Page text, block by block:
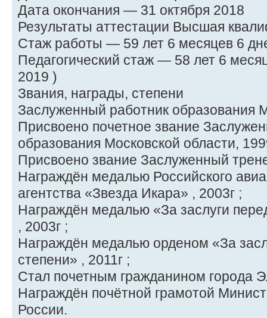
Дата окончания — 31 октября 2018
Результаты аттестации Высшая
Стаж работы — 59 лет 6 месяцев 6
Педагогический стаж — 58 лет 6
2019 )
Звания, награды, степени
Заслуженный работник образования
Присвоено почетное звание
образования Московской области,
Присвоено звание Заслуженный
Награждён медалью Российского
агентства «Звезда Икара» , 2003г ;
Награждён медалью «За заслуги
, 2003г ;
Награждён медалью орденом «За
степени» , 2011г ;
Стал почетным гражданином города
Награждён почётной грамотой
России.